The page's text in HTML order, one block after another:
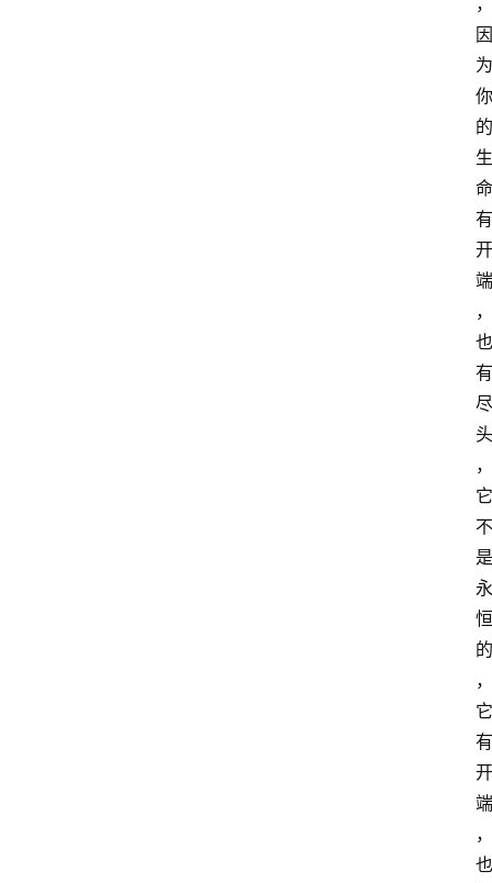
因
为
你
的
生
命
有
开
端
，
也
有
尽
头
，
它
不
是
永
恒
的
，
它
有
开
端
，
也